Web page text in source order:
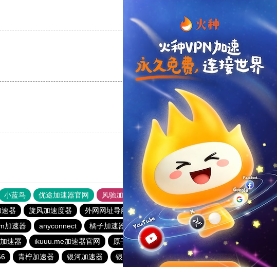
支持
支持[0] 反对[0]
支持[0] 反对[0]
小蓝鸟 优途加速器官网 风驰加速器
旋风加速器
器 旋风加速度器 外网网址导航 软件中心 速鹰666
anyconnect
加速器 anyconnect 橘子加速器 vp(永久免费)加速器
abc加速器
速器 ikuuu.me加速器官网 原子加速器 白鲸加速器
veee加速器
青柠加速器 银河加速器 银河加速器 银河加速器 暴雪加速器